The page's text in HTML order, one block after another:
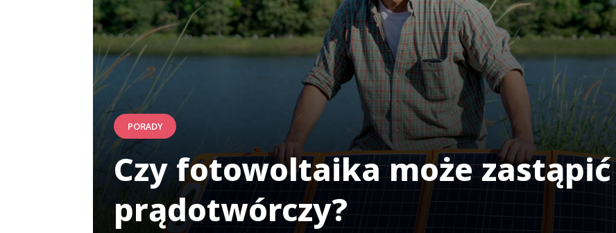
PORADY
Czy fotowoltaika może
prądotwórczy?